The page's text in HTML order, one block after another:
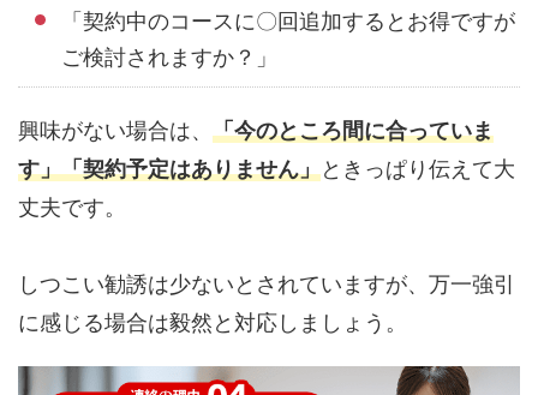
「契約中のコースに〇回追加するとお得ですが
ご検討されますか？」
興味がない場合は、 「今のところ間に合っていま
す」「契約予定はありません」ときっぱり伝えて大
丈夫です。
しつこい勧誘は少ないとされていますが、万一強引
に感じる場合は毅然と対応しましょう。